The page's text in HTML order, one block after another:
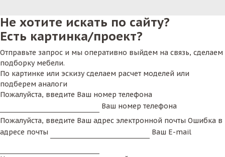
Не хотите искать по сайту?
Есть картинка/проект?
Отправьте запрос и мы оперативно выйдем на связь, сделаем
подборку мебели.
По картинке или эскизу сделаем расчет моделей или
подберем аналоги
Пожалуйста, введите Ваш номер телефона
Ваш номер телефона
Пожалуйста, введите Ваш адрес электронной почты Ошибка в
адресе почты
Ваш E-mail